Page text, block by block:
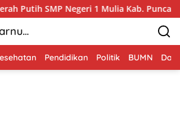
SMP Negeri 1 Mulia Kab. Puncak Jaya
Pendidikan Politik BUMN